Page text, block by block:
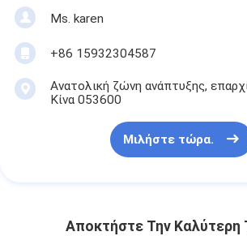
Ms. karen
+86 15932304587
Ανατολική ζώνη ανάπτυξης,
Κίνα 053600
Μιλήστε τώρα.
Αποκτήστε Την Καλύτερη